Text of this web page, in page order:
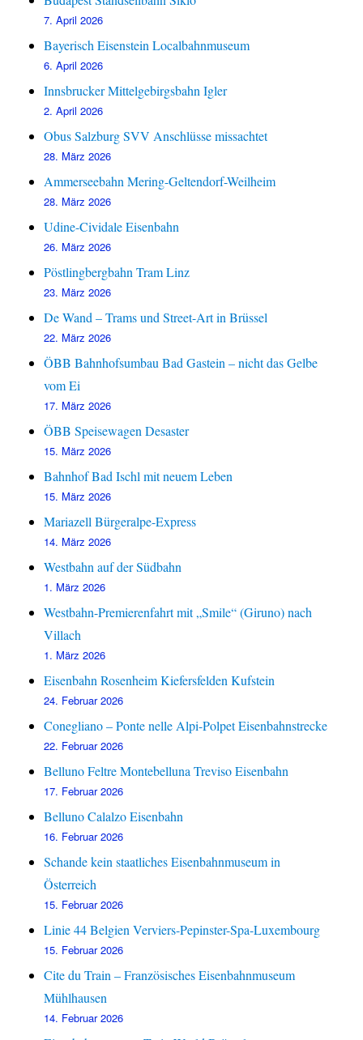
7. April 2026
Bayerisch Eisenstein Localbahnmuseum
6. April 2026
Innsbrucker Mittelgebirgsbahn Igler
2. April 2026
Obus Salzburg SVV Anschlüsse missachtet
28. März 2026
Ammerseebahn Mering-Geltendorf-Weilheim
28. März 2026
Udine-Cividale Eisenbahn
26. März 2026
Pöstlingbergbahn Tram Linz
23. März 2026
De Wand – Trams und Street-Art in Brüssel
22. März 2026
ÖBB Bahnhofsumbau Bad Gastein – nicht das Gelbe
vom Ei
17. März 2026
ÖBB Speisewagen Desaster
15. März 2026
Bahnhof Bad Ischl mit neuem Leben
15. März 2026
Mariazell Bürgeralpe-Express
14. März 2026
Westbahn auf der Südbahn
1. März 2026
Westbahn-Premierenfahrt mit „Smile“ (Giruno) nach
Villach
1. März 2026
Eisenbahn Rosenheim Kiefersfelden Kufstein
24. Februar 2026
Conegliano – Ponte nelle Alpi-Polpet Eisenbahnstrecke
22. Februar 2026
Belluno Feltre Montebelluna Treviso Eisenbahn
17. Februar 2026
Belluno Calalzo Eisenbahn
16. Februar 2026
Schande kein staatliches Eisenbahnmuseum in
Österreich
15. Februar 2026
Linie 44 Belgien Verviers-Pepinster-Spa-Luxembourg
15. Februar 2026
Cite du Train – Französisches Eisenbahnmuseum
Mühlhausen
14. Februar 2026